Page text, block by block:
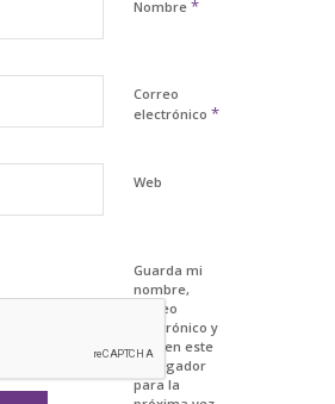
Nombre *
Correo
electrónico *
Web
Guarda mi
nombre,
correo
electrónico y
web en este
navegador
para la